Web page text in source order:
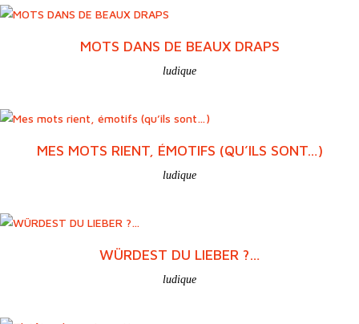
MOTS DANS DE BEAUX DRAPS
ludique
MES MOTS RIENT, ÉMOTIFS (QU’ILS SONT…)
ludique
WÜRDEST DU LIEBER ?…
ludique